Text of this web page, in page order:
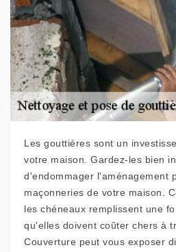
Les gouttières sont un
votre maison. Gardez-les bien
d'endommager l'aménagement
maçonneries de votre maison.
les chéneaux remplissent une
qu'elles doivent coûter chers à
Couverture peut vous exposer